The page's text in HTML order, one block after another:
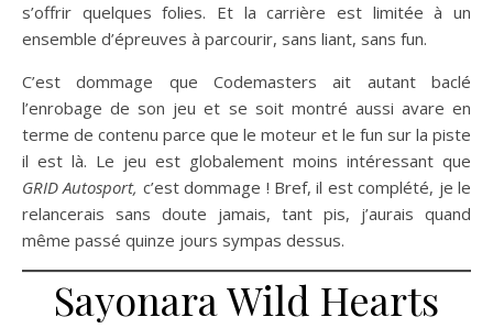
s’offrir quelques folies. Et la carrière est limitée à un
ensemble d’épreuves à parcourir, sans liant, sans fun.
C’est dommage que Codemasters ait autant baclé
l’enrobage de son jeu et se soit montré aussi avare en
terme de contenu parce que le moteur et le fun sur la piste
il est là. Le jeu est globalement moins intéressant que
GRID Autosport, c’est dommage ! Bref, il est complété, je le
relancerais sans doute jamais, tant pis, j’aurais quand
même passé quinze jours sympas dessus.
Sayonara Wild Hearts